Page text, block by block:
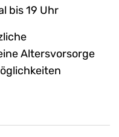
bis 19 Uhr
Altersvorsorge